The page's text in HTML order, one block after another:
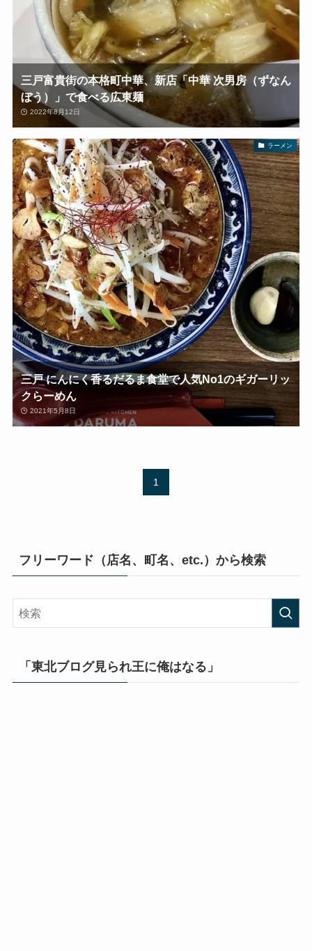
三戸富貴街の本格町中華、新店「中華 次男房（ずなん
ぼう）」で食べる広東麺
2022年8月12日
ラーメン
三戸 にんにく香るだるま食堂で人気No1のギガーリッ
クらーめん
2021年5月8日
1
フリーワード（店名、町名、etc.）から検索
「東北ブログ見られ王に俺はなる」